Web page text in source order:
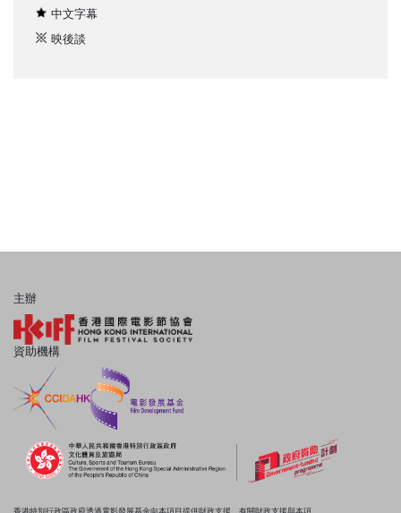
中文字幕
映後談
主辦
資助機構